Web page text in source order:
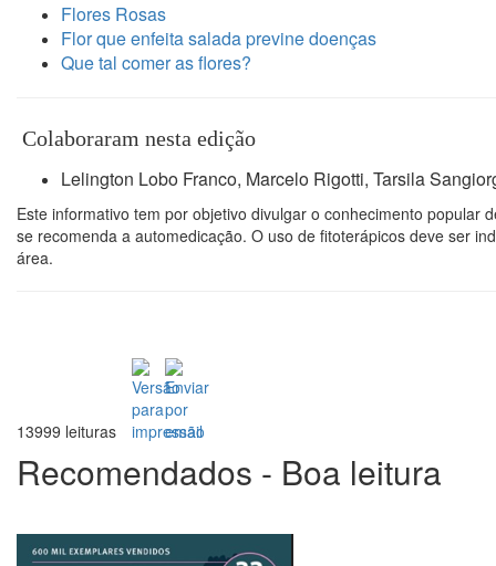
Flores Rosas
Flor que enfeita salada previne doenças
Que tal comer as flores?
Colaboraram nesta edição
Lelington Lobo Franco, Marcelo Rigotti, Tarsila
Este informativo tem por objetivo divulgar o conhecimento popular
se recomenda a automedicação. O uso de fitoterápicos deve ser
área.
13999 leituras
Recomendados - Boa leitura